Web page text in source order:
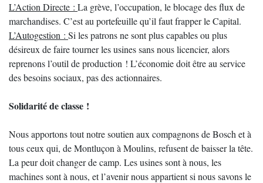
L’Action Directe : La grève, l’occupation, le blocage des flux de
marchandises. C’est au portefeuille qu’il faut frapper le Capital.
L’Autogestion : Si les patrons ne sont plus capables ou plus
désireux de faire tourner les usines sans nous licencier, alors
reprenons l’outil de production ! L’économie doit être au service
des besoins sociaux, pas des actionnaires.
Solidarité de classe !
Nous apportons tout notre soutien aux compagnons de Bosch et à
tous ceux qui, de Montluçon à Moulins, refusent de baisser la tête.
La peur doit changer de camp. Les usines sont à nous, les
machines sont à nous, et l’avenir nous appartient si nous savons le